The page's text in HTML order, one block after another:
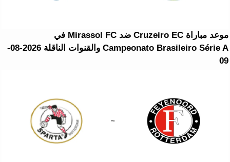
موعد مباراة Cruzeiro EC ضد Mirassol FC في
Campeonato Brasileiro Série A والقنوات الناقلة 2026-08-
09